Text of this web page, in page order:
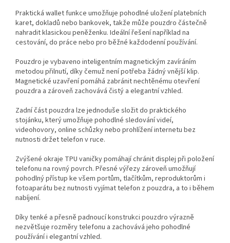
Praktická wallet funkce umožňuje pohodlné uložení platebních
karet, dokladů nebo bankovek, takže může pouzdro částečně
nahradit klasickou peněženku. Ideální řešení například na
cestování, do práce nebo pro běžné každodenní používání.
Pouzdro je vybaveno inteligentním magnetickým zavíráním
metodou přilnutí, díky čemuž není potřeba žádný vnější klip.
Magnetické uzavření pomáhá zabránit nechtěnému otevření
pouzdra a zároveň zachovává čistý a elegantní vzhled.
Zadní část pouzdra lze jednoduše složit do praktického
stojánku, který umožňuje pohodlné sledování videí,
videohovory, online schůzky nebo prohlížení internetu bez
nutnosti držet telefon v ruce.
Zvýšené okraje TPU vaničky pomáhají chránit displej při položení
telefonu na rovný povrch. Přesné výřezy zároveň umožňují
pohodlný přístup ke všem portům, tlačítkům, reproduktorům i
fotoaparátu bez nutnosti vyjímat telefon z pouzdra, a to i během
nabíjení.
Díky tenké a přesně padnoucí konstrukci pouzdro výrazně
nezvětšuje rozměry telefonu a zachovává jeho pohodlné
používání i elegantní vzhled.